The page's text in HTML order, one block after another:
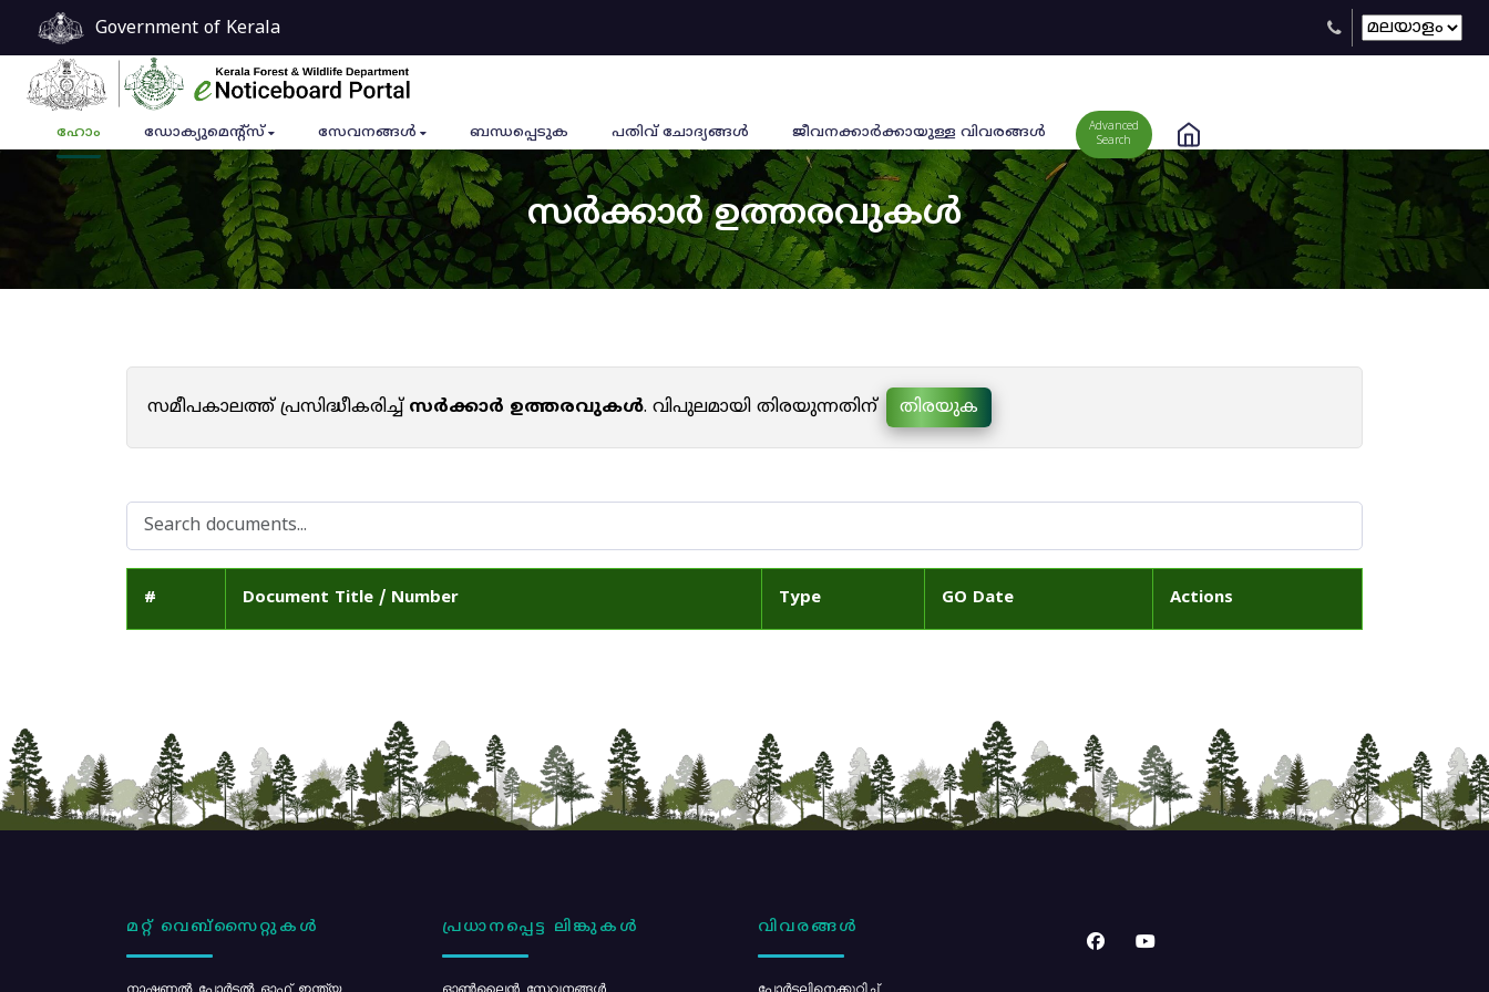
Government of Kerala
ഹോം ഡോക്യുമെൻ്റ്സ് സേവനങ്ങൾ ബന്ധപ്പെടുക പതിവ് ചോദ്യങ്ങൾ ജീവനക്കാര്‍ക്കായുള്ള വിവരങ്ങള്‍
Advanced
Search
സർക്കാർ ഉത്തരവുകൾ
സമീപകാലത്ത് പ്രസിദ്ധീകരിച്ച്സർക്കാർ ഉത്തരവുകൾ. വിപുലമായി തിരയുന്നതിന് തിരയുക
# Document Title / Number Type GO Date Actions
മറ്റ് വെബ്സൈറ്റുകൾ
നാഷണൽ പോർട്ടൽ ഓഫ് ഇന്ത്യ
പ്രധാനപ്പെട്ട ലിങ്കുകൾ
ഓൺലൈൻ സേവനങ്ങൾ
വിവരങ്ങൾ
പോര്‍ട്ടലിനെക്കുറിച്ച്